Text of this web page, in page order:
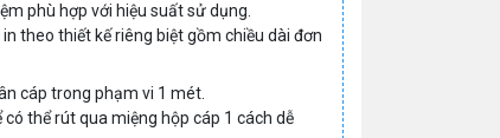
phù hợp với hiệu suất sử dụng.
theo thiết kế riêng biệt gồm chiều dài đơn
cáp trong phạm vi 1 mét.
có thể rút qua miệng hộp cáp 1 cách dễ